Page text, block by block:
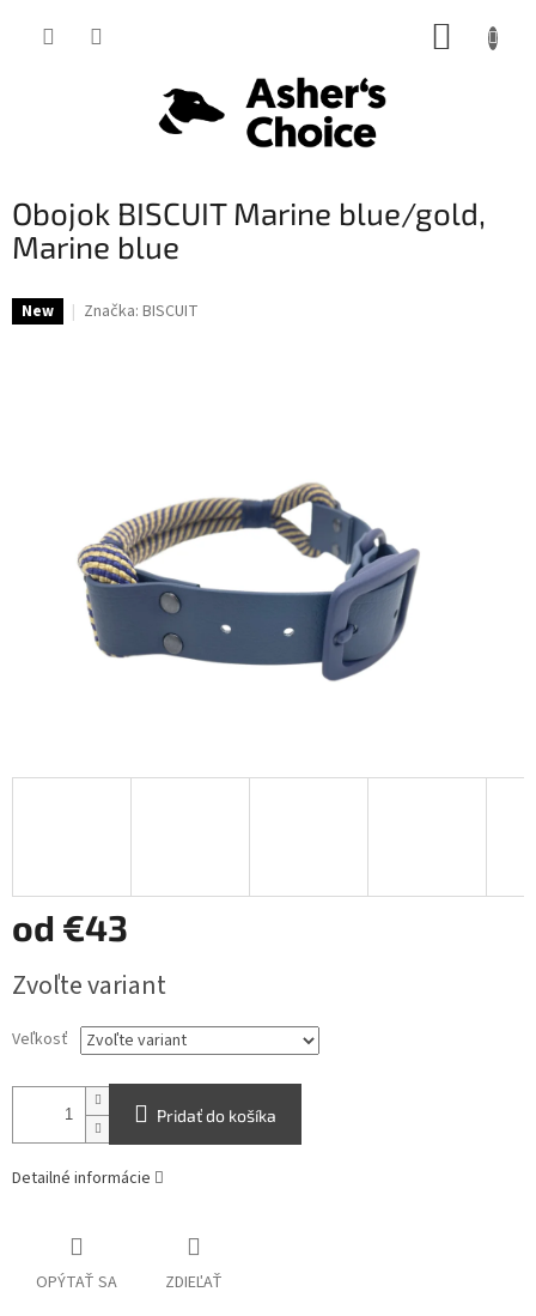
Obojok BISCUIT Marine blue/gold,
Marine blue
New Značka: BISCUIT
od €43
cena:
Zvoľte variant
Veľkosť
Pridať do košíka
Detailné informácie
OPÝTAŤ SA ZDIEĽAŤ